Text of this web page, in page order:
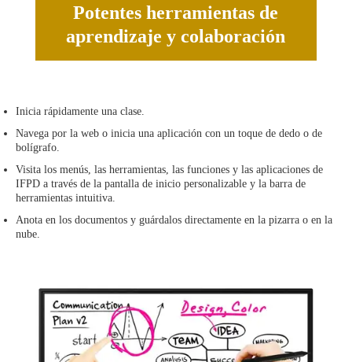
Potentes herramientas de
aprendizaje y colaboración
Inicia rápidamente una clase.
Navega por la web o inicia una aplicación con un toque de dedo o de
bolígrafo.
Visita los menús, las herramientas, las funciones y las aplicaciones de
IFPD a través de la pantalla de inicio personalizable y la barra de
herramientas intuitiva.
Anota en los documentos y guárdalos directamente en la pizarra o en la
nube.